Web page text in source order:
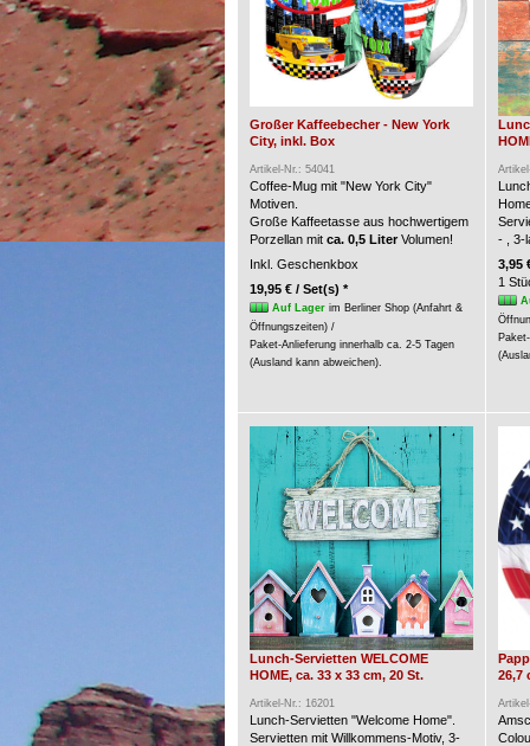
Großer Kaffeebecher - New York
City, inkl. Box
Artikel-Nr.: 54041
Coffee-Mug mit "New York City"
Motiven.
Große Kaffeetasse aus hochwertigem
Porzellan mit ca. 0,5 LiterVolumen!
Inkl. Geschenkbox
19,95 € / Set(s) *
Auf Lagerim Berliner Shop (Anfahrt &
Öffnungszeiten) /
Paket-Anlieferung innerhalb ca. 2-5 Tagen
(Ausland kann abweichen).
- , 3-
3,95
1
Lunch-Servietten WELCOME
HOME, ca. 33 x 33 cm, 20 St.
Artikel-Nr.: 16201
Lunch-Servietten "Welcome Home".
Servietten mit Willkommens-Motiv, 3-
26,7